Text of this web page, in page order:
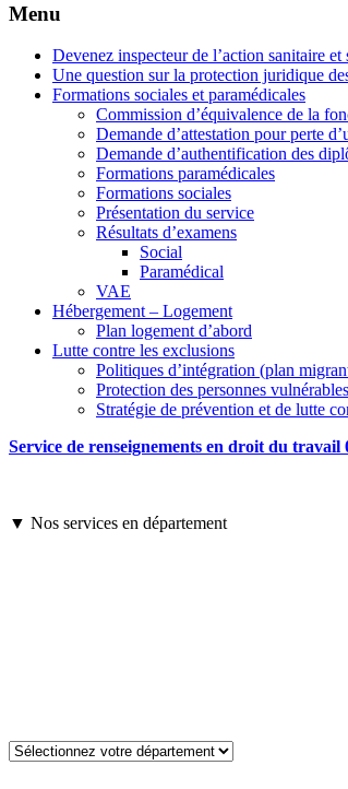
Menu
Devenez inspecteur de l’action sanitaire et
Une question sur la protection juridique
Formations sociales et paramédicales
Commission d’équivalence de la
Demande d’attestation pour perte
Demande d’authentification des
Formations paramédicales
Formations sociales
Présentation du service
Résultats d’examens
Social
Paramédical
VAE
Hébergement – Logement
Plan logement d’abord
Lutte contre les exclusions
Politiques d’intégration (plan
Protection des personnes
Stratégie de prévention et de lutte
Service de renseignements en droit du travail
▼ Nos services en département